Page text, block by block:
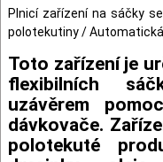
Plnicí zařízení na sáčky
polotekutiny /
Toto zařízení je
flexibilních
uzávěrem
dávkovače.
polotekuté